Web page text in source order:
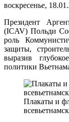
воскресенье,
Президент
(ICAV) Польди
роль
защиты,
выразив
политики
Плакаты и